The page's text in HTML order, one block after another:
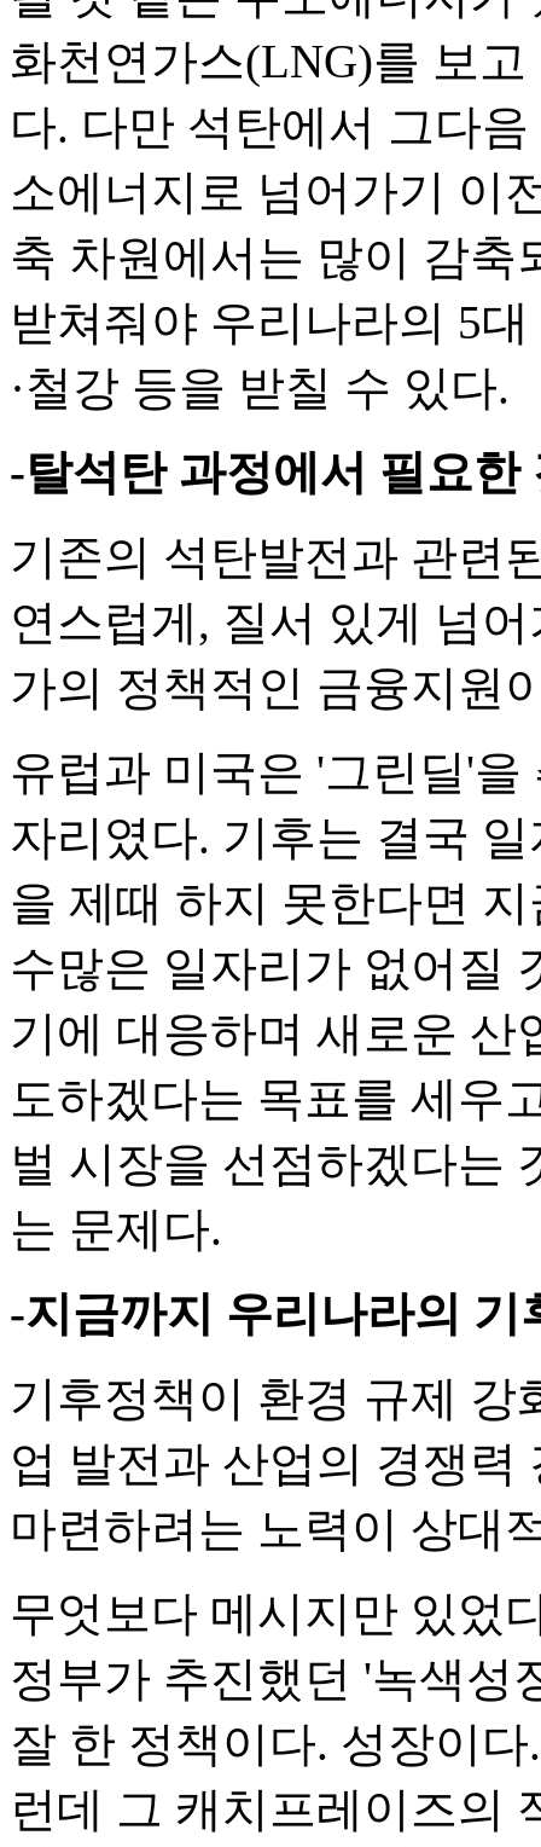
화천연가스(LNG)를 보
다. 다만 석탄에서 그다
소에너지로 넘어가기 이
축 차원에서는 많이 감축
받쳐줘야 우리나라의 5
·철강 등을 받칠 수 있다.
-탈석탄 과정에서 필요한
기존의 석탄발전과 관련
연스럽게, 질서 있게 넘
가의 정책적인 금융지원
유럽과 미국은 '그린딜'
자리였다. 기후는 결국
을 제때 하지 못한다면
수많은 일자리가 없어질
기에 대응하며 새로운 산
도하겠다는 목표를 세우
벌 시장을 선점하겠다는
는 문제다.
-지금까지 우리나라의
기후정책이 환경 규제 강
업 발전과 산업의 경쟁력
마련하려는 노력이 상대
무엇보다 메시지만 있었
정부가 추진했던 '녹색성
잘 한 정책이다. 성장이
런데 그 캐치프레이즈의